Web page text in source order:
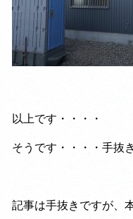
以上です・・・・
そうです・・・・手抜
記事は手抜きですが、